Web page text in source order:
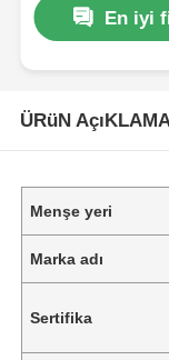
En iyi
ÜRüN
Menşe yeri
Marka adı
Sertifika